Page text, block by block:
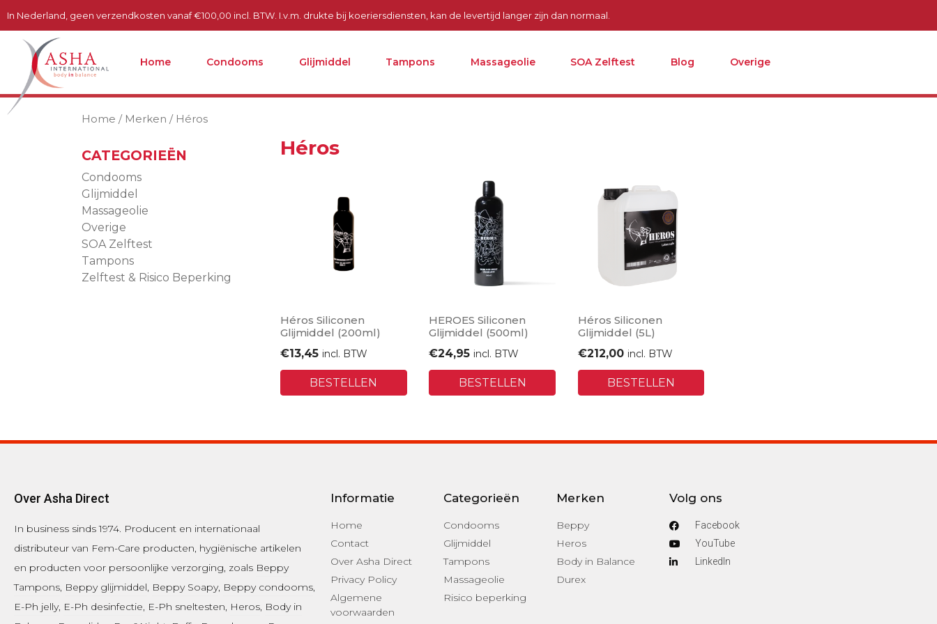
In Nederland, geen verzendkosten vanaf €100,00 incl. BTW. I.v.m. drukte bij koeriersdiensten, kan de levertijd langer zijn dan normaal.
Home Condooms Glijmiddel Tampons Massageolie SOA Zelftest Blog Overige
Home / Merken / Héros
CATEGORIEËN
Condooms
Glijmiddel
Massageolie
Overige
SOA Zelftest
Tampons
Zelftest & Risico Beperking
Héros
Héros Siliconen
Glijmiddel (200ml)
€13,45 incl. BTW
BESTELLEN
HEROES Siliconen
Glijmiddel (500ml)
€24,95 incl. BTW
BESTELLEN
Héros Siliconen
Glijmiddel (5L)
€212,00 incl. BTW
BESTELLEN
Over Asha Direct
In business sinds 1974. Producent en internationaal
distributeur van Fem-Care producten, hygiënische artikelen
en producten voor persoonlijke verzorging, zoals Beppy
Tampons, Beppy glijmiddel, Beppy Soapy, Beppy condooms,
E-Ph jelly, E-Ph desinfectie, E-Ph sneltesten, Heros, Body in
Informatie
Home
Contact
Over Asha Direct
Privacy Policy
Algemene
voorwaarden
Categorieën
Condooms
Glijmiddel
Tampons
Massageolie
Risico beperking
Merken
Beppy
Heros
Body in Balance
Durex
Volg ons
Facebook
YouTube
Linkedln